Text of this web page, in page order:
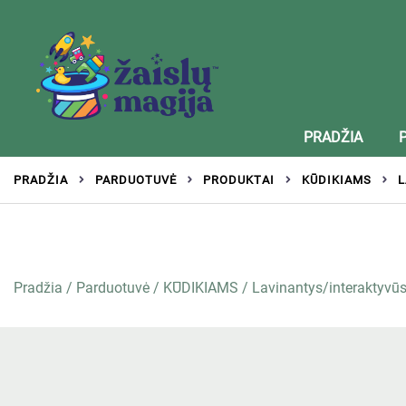
Zaislumagija.lt – žaislų parduotuvė vaikams
Žaislai tinkantys įvairaus amžiaus vaikamsPRADŽIA
PRADŽIA PARDUOTUVĖ PRODUKTAI KŪDIKIAMS
Pradžia / Parduotuvė / KŪDIKIAMS / Lavinantys/